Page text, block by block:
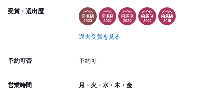
受賞・選出歴
過去受賞を見る
予約可否 予約可
営業時間 月・火・水・木・金